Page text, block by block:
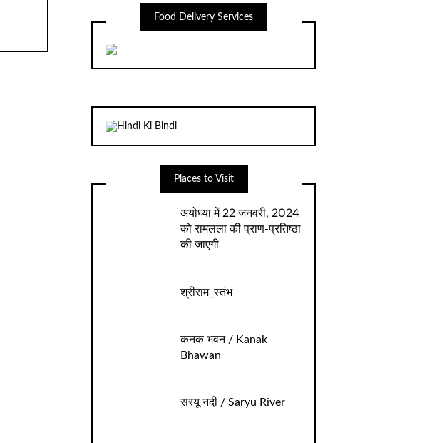
Food Delivery Services
Places to Visit
अयोध्‍या में 22 जनवरी, 2024
को रामलला की प्राण-प्रतिष्‍ठा
की जाएगी
श्रीराम_स्तंभ
कनक भवन / Kanak
Bhawan
सरयू नदी / Saryu River